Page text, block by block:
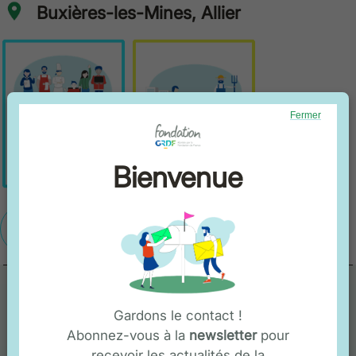
Buxières-les-Mines, Allier
Vous souhaitez être
Fermer
Bienvenue
Gardons le contact !
Abonnez-vous à la newsletterpour